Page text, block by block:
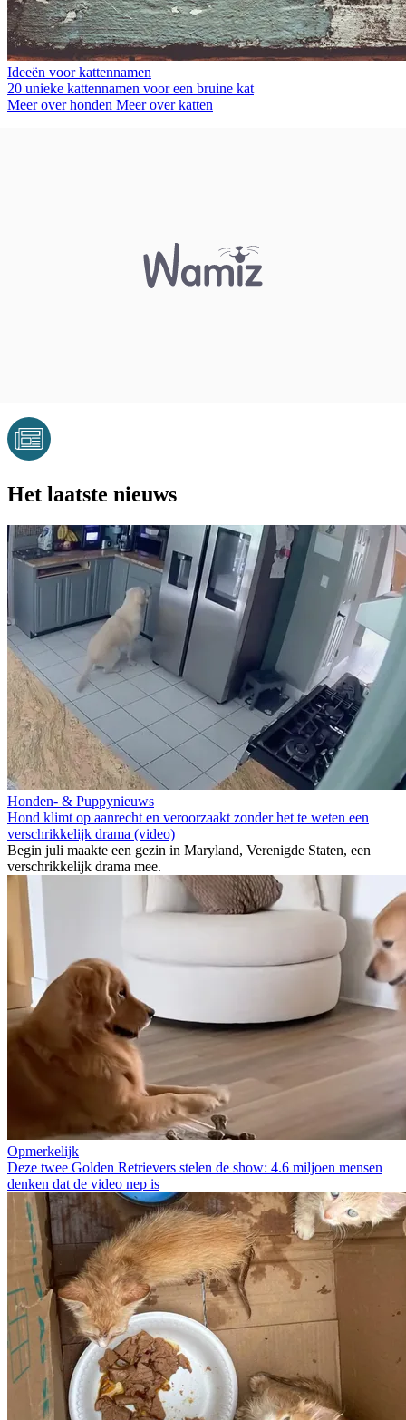
Ideeën voor kattennamen
20 unieke kattennamen voor een bruine kat
Meer over honden Meer over katten
Het laatste nieuws
Honden- & Puppynieuws
Hond klimt op aanrecht en veroorzaakt zonder het te weten een
verschrikkelijk drama (video)
Begin juli maakte een gezin in Maryland, Verenigde Staten, een
verschrikkelijk drama mee.
Opmerkelijk
Deze twee Golden Retrievers stelen de show: 4.6 miljoen mensen
denken dat de video nep is